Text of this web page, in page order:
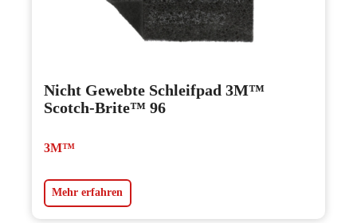
Nicht Gewebte Schleifpad 3M™
Scotch-Brite™ 96
3M™
Mehr erfahren